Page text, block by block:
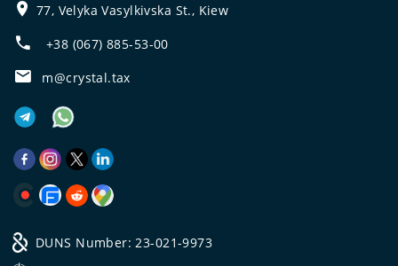
77, Velyka Vasylkivska St., Kiew
+38 (067) 885-53-00
m@crystal.tax
DUNS Number: 23-021-9973